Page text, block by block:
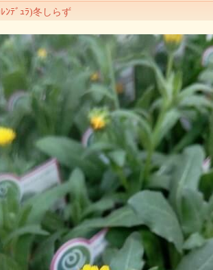
ﾝﾃﾞｭﾗ)冬しらず